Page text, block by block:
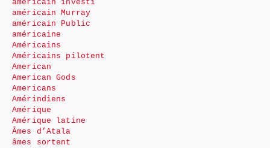
américain investi
américain Murray
américain Public
américaine
Américains
Américains pilotent
American
American Gods
Americans
Amérindiens
Amérique
Amérique latine
Âmes d’Atala
âmes sortent